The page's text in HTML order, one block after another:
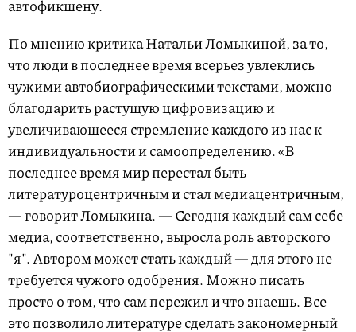
автофикшену.
По мнению критика Натальи Ломыкиной, за то,
что люди в последнее время всерьез увлеклись
чужими автобиографическими текстами, можно
благодарить растущую цифровизацию и
увеличивающееся стремление каждого из нас к
индивидуальности и самоопределению. «В
последнее время мир перестал быть
литературоцентричным и стал медиацентричным,
— говорит Ломыкина. — Сегодня каждый сам себе
медиа, соответственно, выросла роль авторского
"я". Автором может стать каждый — для этого не
требуется чужого одобрения. Можно писать
просто о том, что сам пережил и что знаешь. Все
это позволило литературе сделать закономерный